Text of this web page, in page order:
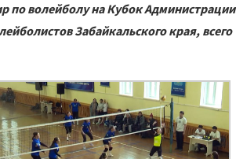
по волейболу на Кубок Администрации
Забайкальского края, всего